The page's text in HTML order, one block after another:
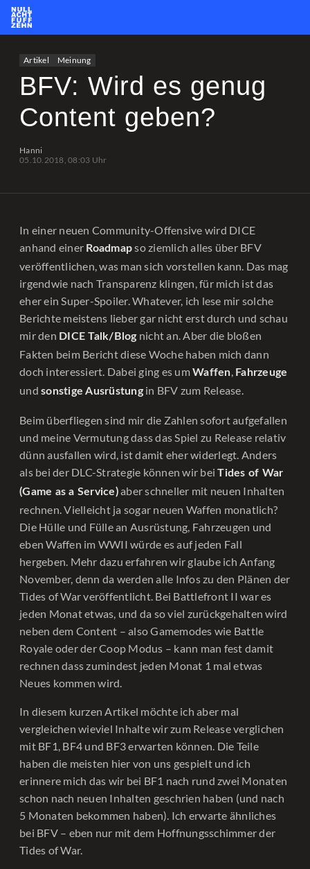
PUBG OP.GG
Artikel Meinung
BFV: Wird es genug
Content geben?
Hanni
05.10.2018, 08:03 Uhr
In einer neuen Community-Offensive wird DICE
anhand einer Roadmapso ziemlich alles über BFV
veröffentlichen, was man sich vorstellen kann. Das mag
irgendwie nach Transparenz klingen, für mich ist das
eher ein Super-Spoiler. Whatever, ich lese mir solche
Berichte meistens lieber gar nicht erst durch und schau
mir den DICE Talk/Blognicht an. Aber die bloßen
Fakten beim Bericht diese Woche haben mich dann
doch interessiert. Dabei ging es umWaffen, Fahrzeuge
und sonstige Ausrüstungin BFV zum Release.
Beim überfliegen sind mir die Zahlen sofort aufgefallen
und meine Vermutung dass das Spiel zu Release relativ
dünn ausfallen wird, ist damit eher widerlegt. Anders
als bei der DLC-Strategie können wir beiTides of War
(Game as a Service)aber schneller mit neuen Inhalten
rechnen. Vielleicht ja sogar neuen Waffen monatlich?
Die Hülle und Fülle an Ausrüstung, Fahrzeugen und
eben Waffen im WWII würde es auf jeden Fall
hergeben. Mehr dazu erfahren wir glaube ich Anfang
November, denn da werden alle Infos zu den Plänen der
Tides of War veröffentlicht. Bei Battlefront II war es
jeden Monat etwas, und da so viel zurückgehalten wird
neben dem Content – also Gamemodes wie Battle
Royale oder der Coop Modus – kann man fest damit
rechnen dass zumindest jeden Monat 1 mal etwas
Neues kommen wird.
In diesem kurzen Artikel möchte ich aber mal
vergleichen wieviel Inhalte wir zum Release verglichen
mit BF1, BF4 und BF3 erwarten können. Die Teile
haben die meisten hier von uns gespielt und ich
erinnere mich das wir bei BF1 nach rund zwei Monaten
schon nach neuen Inhalten geschrien haben (und nach
5 Monaten bekommen haben). Ich erwarte ähnliches
bei BFV – eben nur mit dem Hoffnungsschimmer der
Tides of War.